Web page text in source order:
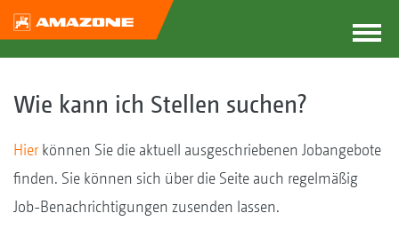
Wie kann ich Stellen suchen?
Hierkönnen Sie die aktuell ausgeschriebenen Jobangebote
finden. Sie können sich über die Seite auch regelmäßig
Job-Benachrichtigungen zusenden lassen.